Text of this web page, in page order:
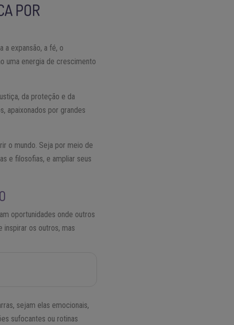
POR
a expansão, a fé, o
uma energia de crescimento
da proteção e da
apaixonados por grandes
o mundo. Seja por meio de
e filosofias, e ampliar seus
oportunidades onde outros
inspirar os outros, mas
sejam elas emocionais,
sufocantes ou rotinas